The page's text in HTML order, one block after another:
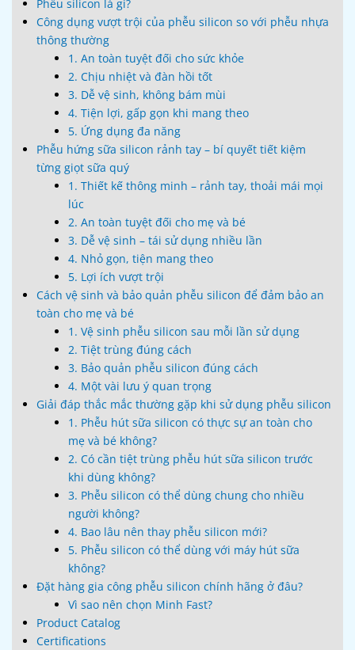
Phễu silicon là gì?
Công dụng vượt trội của phễu silicon so với phễu nhựa
thông thường
1. An toàn tuyệt đối cho sức khỏe
2. Chịu nhiệt và đàn hồi tốt
3. Dễ vệ sinh, không bám mùi
4. Tiện lợi, gấp gọn khi mang theo
5. Ứng dụng đa năng
Phễu hứng sữa silicon rảnh tay – bí quyết tiết kiệm
từng giọt sữa quý
1. Thiết kế thông minh – rảnh tay, thoải mái mọi
lúc
2. An toàn tuyệt đối cho mẹ và bé
3. Dễ vệ sinh – tái sử dụng nhiều lần
4. Nhỏ gọn, tiện mang theo
5. Lợi ích vượt trội
Cách vệ sinh và bảo quản phễu silicon để đảm bảo an
toàn cho mẹ và bé
1. Vệ sinh phễu silicon sau mỗi lần sử dụng
2. Tiệt trùng đúng cách
3. Bảo quản phễu silicon đúng cách
4. Một vài lưu ý quan trọng
Giải đáp thắc mắc thường gặp khi sử dụng phễu silicon
1. Phễu hút sữa silicon có thực sự an toàn cho
mẹ và bé không?
2. Có cần tiệt trùng phễu hút sữa silicon trước
khi dùng không?
3. Phễu silicon có thể dùng chung cho nhiều
người không?
4. Bao lâu nên thay phễu silicon mới?
5. Phễu silicon có thể dùng với máy hút sữa
không?
Đặt hàng gia công phễu silicon chính hãng ở đâu?
Vì sao nên chọn Minh Fast?
Product Catalog
Certifications